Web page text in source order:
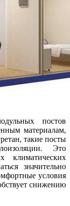
постов
материалам,
такие посты
Это
климатических
значительно
условия
снижению